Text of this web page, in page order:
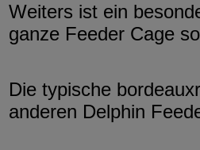
Weiters ist ein
ganze Feeder Cage
Die typische
anderen Delphin